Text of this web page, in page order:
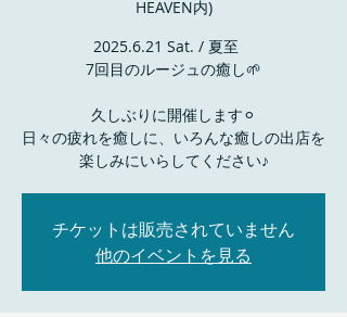
HEAVEN内)
2025.6.21 Sat. / 夏至
7回目のルージュの癒し🌱
久しぶりに開催します⚪︎
日々の疲れを癒しに、いろんな癒しの出店を
チケットは販売されていません
他のイベントを見る